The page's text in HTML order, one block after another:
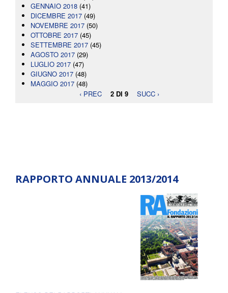
GENNAIO 2018 (41)
DICEMBRE 2017 (49)
NOVEMBRE 2017 (50)
OTTOBRE 2017 (45)
SETTEMBRE 2017 (45)
AGOSTO 2017 (29)
LUGLIO 2017 (47)
GIUGNO 2017 (48)
MAGGIO 2017 (48)
‹ PREC
2 DI 9 SUCC ›
RAPPORTO ANNUALE 2013/2014